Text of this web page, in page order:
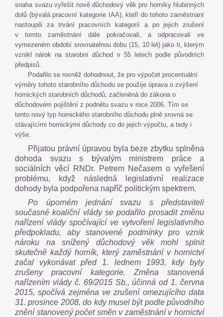
snaha svazu vyřešit nově důchodový věk pro horníky hlubinných
dolů (bývalá pracovní kategorie IAA), kteří do tohoto zaměstnaní
nastoupili za trvání pracovních kategorií a po jejich zrušení
v tomto zaměstnání dále pokračovali, a odpracovali ve
vymezeném období srovnatelnou dobu (15, 10 let) jako ti, kterým
vznikl nárok na starobní důchod v 55 letech podle původních
předpisů.
Podařilo se rovněž dohodnout, že pro výpočet procentuální
výměry tohoto starobního důchodu se použije úprava o zvýšení
hornických starobních důchodů, začleněná do zákona o
důchodovém pojištění z podnětu svazu v roce 2006. Tím se
tento nový typ hornického starobního důchodu plně srovná se
stávajícími hornickými důchody co do jejich výpočtu, a tedy i
výše.
Přijatou právní úpravou byla beze zbytku splněna
dohoda svazu s bývalým ministrem práce a
sociálních věcí RNDr. Petrem Nečasem o vyřešení
problému, když následná legislativní realizace
dohody byla podpořena napříč politickým spektrem.
Po úporném jednání svazu s představiteli
současné koaliční vlády se podařilo prosadit změnu
nařízení vlády spočívající ve vytvoření legislativního
předpokladu, aby stanovené podmínky pro vznik
nároku na snížený důchodový věk mohl splnit
skutečně každý horník, který zaměstnání v hornictví
začal vykonávat před 1. lednem 1993, kdy byly
zrušeny pracovní kategorie. Změna stanovená
nařízením vlády č. 69/2015 Sb., účinná od 1. června
2015, spočívá zejména ve zrušení omezujícího data
31. prosince 2008, do kdy musel být podle původního
znění stanovený počet směn v zaměstnání v hornictví